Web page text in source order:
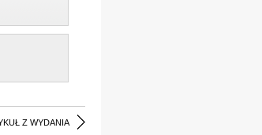
Z WYDANIA